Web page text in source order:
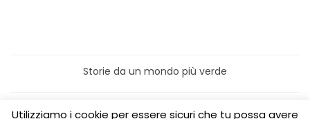
Storie da un mondo più verde
Home
Turismo sostenibile
Utilizziamo i cookie per essere sicuri che tu possa avere